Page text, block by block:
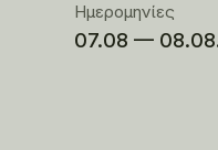
Ημερομηνίες
07.08 —